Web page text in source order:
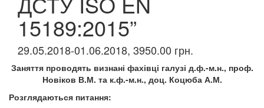
15189:2015”
29.05.2018-01.06.2018, 3950.00 грн.
Заняття проводять визнані фахівці галузі д.ф.-м.н., проф.
Новіков В.М. та к.ф.-м.н., доц. Коцюба А.М.
Розглядаються питання: